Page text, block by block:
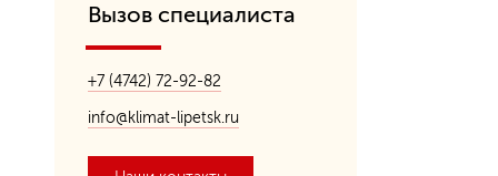
Вызов специалиста
+7 (4742) 72-92-82
info@klimat-lipetsk.ru